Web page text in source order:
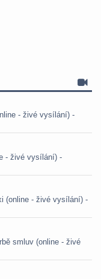
- živé vysílání) -
- živé vysílání) -
(online - živé vysílání) -
smluv (online - živé